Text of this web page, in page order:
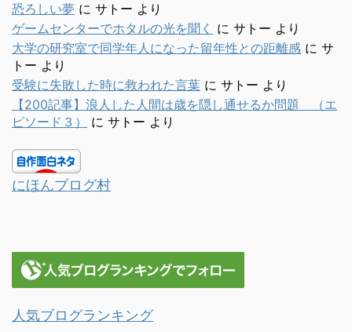
恐ろしい夢 に サトー より
ゲームセンターでホタルの光を聞く に サトー より
大学の研究室で同学年人になった留年性との距離感 に サ
トー より
受験に失敗した時に救われた言葉 に サトー より
【200記事】浪人した人間は歳を隠し通せるか問題 （エ
ピソード３）
に サトー より
にほんブログ村
人気ブログランキング